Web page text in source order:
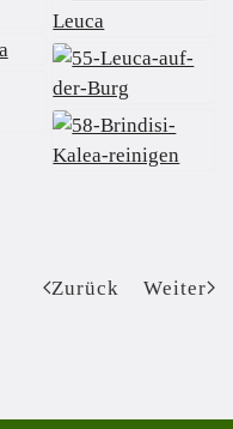
Zurück Weiter